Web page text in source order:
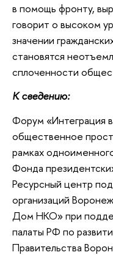
в помощь фронту,
говорит о высоком
значении
становятся
сплоченности
К сведению:
Форум «Интеграция
общественное
рамках
Фонда
Ресурсный центр
организаций
Дом НКО» при
палаты РФ по
Правительства